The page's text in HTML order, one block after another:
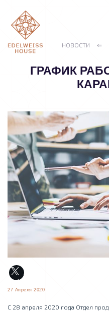
НОВОСТИ
ГРАФИК
27 Апреля 2020
C 28 апреля 2020 года Отдел